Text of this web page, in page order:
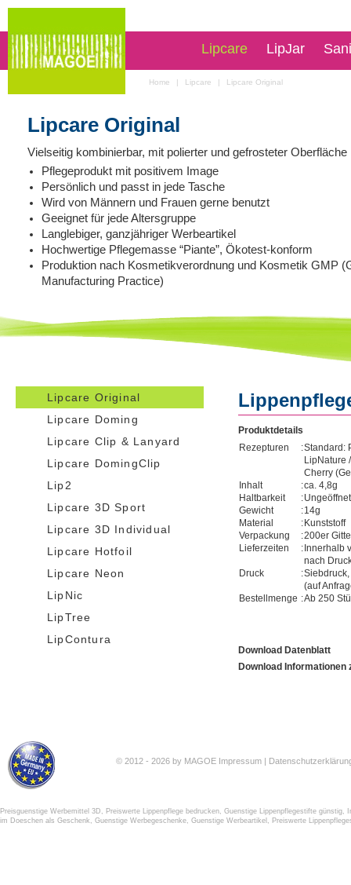
Lipcare LipJar
Home | Lipcare | Lipcare Original
Lipcare Original
Vielseitig kombinierbar, mit polierter und gefrosteter Oberfläche
Pflegeprodukt mit positivem Image
Persönlich und passt in jede Tasche
Wird von Männern und Frauen gerne benutzt
Geeignet für jede Altersgruppe
Langlebiger, ganzjähriger Werbeartikel
Hochwertige Pflegemasse “Piante”, Ökotest-konform
Produktion nach Kosmetikverordnung und Kosmetik GMP
Manufacturing Practice)
Lipcare Original
Lipcare Doming
Lipcare Clip & Lanyard
Lipcare DomingClip
Lip2
Lipcare 3D Sport
Lipcare 3D Individual
Lipcare Hotfoil
Lipcare Neon
LipNic
LipTree
LipContura
Produktdetails
Rezepturen
:Standard:
LipNature
Cherry
Inhalt
:ca. 4,8g
Haltbarkeit
:
Gewicht
:14g
Material
: Kunststoff
Verpackung
:200er
Lieferzeiten
: Innerhalb
nach
Druck
:
(auf
Bestellmenge :Ab 250
Download Datenblatt
Download Informationen
© 2012 - 2026 by MAGOE Impressum
Preisguenstige Werbemittel 3D , Preiswerte Lippenpflege bedrucken, Guenstige Lippenpflegestifte günstig,
im Doeschen als Geschenk , Guenstige Werbegeschenke, Guenstige Werbeartikel , Preiswerte